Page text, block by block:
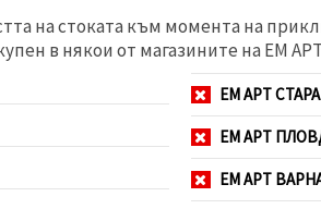
на стоката към момента на
в някои от магазините на ЕМ
ЕМ АРТ
ЕМ АРТ
ЕМ АРТ